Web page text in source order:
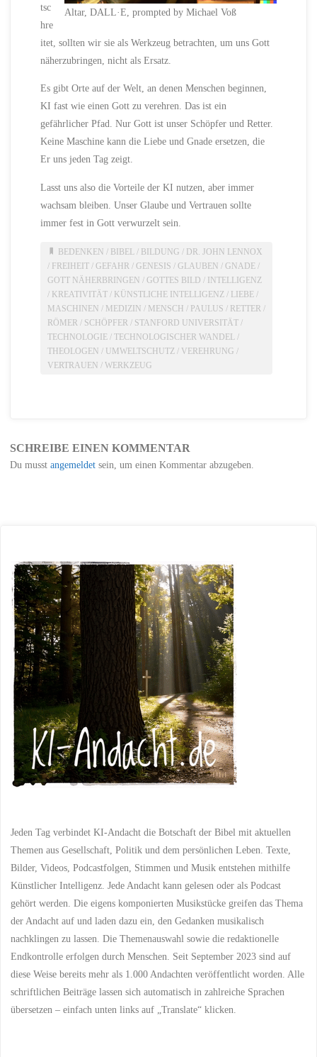
Altar, DALL·E, prompted by Michael Voß
tsc
hre
itet, sollten wir sie als Werkzeug betrachten, um uns Gott
näherzubringen, nicht als Ersatz.
Es gibt Orte auf der Welt, an denen Menschen beginnen,
KI fast wie einen Gott zu verehren. Das ist ein
gefährlicher Pfad. Nur Gott ist unser Schöpfer und Retter.
Keine Maschine kann die Liebe und Gnade ersetzen, die
Er uns jeden Tag zeigt.
Lasst uns also die Vorteile der KI nutzen, aber immer
wachsam bleiben. Unser Glaube und Vertrauen sollte
immer fest in Gott verwurzelt sein.
BEDENKEN / BIBEL/ BILDUNG / DR. JOHN LENNOX
/ FREIHEIT /GEFAHR /GENESIS /GLAUBEN /GNADE /
GOTT NÄHERBRINGEN /GOTTES BILD /
INTELLIGENZ
/ KREATIVITÄT / KÜNSTLICHE INTELLIGENZ / LIEBE /
MASCHINEN / MEDIZIN / MENSCH / PAULUS / RETTER /
RÖMER / SCHÖPFER / STANFORD UNIVERSITÄT /
TECHNOLOGIE /TECHNOLOGISCHER WANDEL /
THEOLOGEN / UMWELTSCHUTZ / VEREHRUNG /
VERTRAUEN /WERKZEUG
SCHREIBE EINEN KOMMENTAR
Du musstangemeldet sein, um einen Kommentar abzugeben.
Jeden Tag verbindet KI-Andacht die Botschaft der Bibel mit aktuellen
Themen aus Gesellschaft, Politik und dem persönlichen Leben. Texte,
Bilder, Videos, Podcastfolgen, Stimmen und Musik entstehen mithilfe
Künstlicher Intelligenz. Jede Andacht kann gelesen oder als Podcast
gehört werden. Die eigens komponierten Musikstücke greifen das Thema
der Andacht auf und laden dazu ein, den Gedanken musikalisch
nachklingen zu lassen. Die Themenauswahl sowie die redaktionelle
Endkontrolle erfolgen durch Menschen. Seit September 2023 sind auf
diese Weise bereits mehr als 1.000 Andachten veröffentlicht worden. Alle
schriftlichen Beiträge lassen sich automatisch in zahlreiche Sprachen
übersetzen – einfach unten links auf „Translate“ klicken.